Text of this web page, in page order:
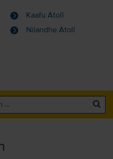
Kaafu Atoll
Nilandhe Atoll